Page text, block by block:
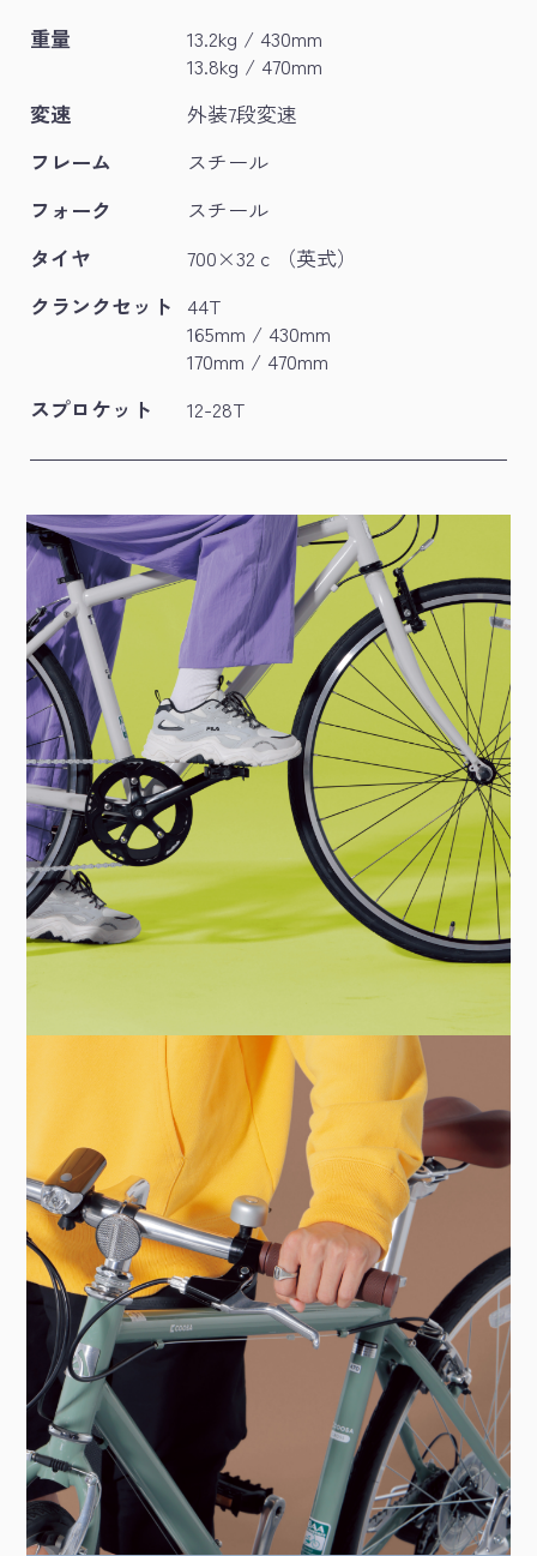
重量
13.2kg / 430mm
13.8kg / 470mm
変速
外装7段変速
フレーム
スチール
フォーク
スチール
タイヤ
700×32ｃ（英式）
クランクセット 44T
165mm / 430mm
170mm / 470mm
スプロケット
12-28T